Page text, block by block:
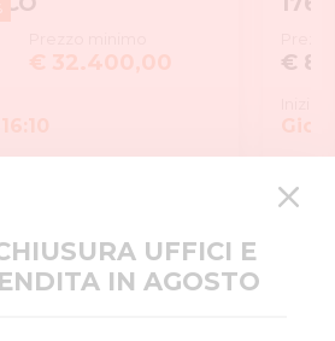
€ 32.400,00 €
UFFICI E
IN AGOSTO